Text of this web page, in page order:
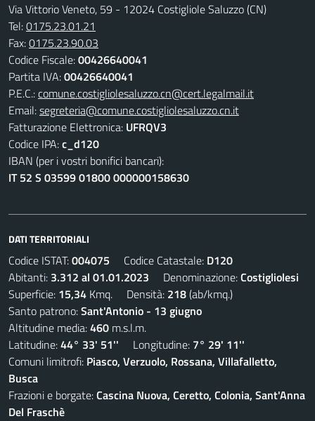
Via Vittorio Veneto, 59 - 12024 Costigliole Saluzzo (CN)
Tel:0175.23.01.21
Fax:0175.23.90.03
Codice Fiscale:00426640041
Partita IVA:00426640041
P.E.C.:comune.costigliolesaluzzo.cn@cert.legalmail.it
Email:segreteria@comune.costigliolesaluzzo.cn.it
Fatturazione Elettronica: UFRQV3
Codice IPA:c_d120
IBAN (per i vostri bonifici bancari):
IT 52 S 03599 01800 000000158630
DATI TERRITORIALI
Codice ISTAT:004075 Codice Catastale: D120
Abitanti: 3.312 al 01.01.2023 Denominazione:Costigliolesi
Superficie: 15,34 Kmq. Densità: 218(ab/kmq.)
Santo patrono:Sant'Antonio - 13 giugno
Altitudine media:460 m.s.l.m.
Latitudine:44° 33' 51'' Longitudine: 7° 29' 11''
Comuni limitrofi: Piasco, Verzuolo, Rossana, Villafalletto,
Busca
Frazioni e borgate:Cascina Nuova, Ceretto, Colonia, Sant'Anna
Del Fraschè